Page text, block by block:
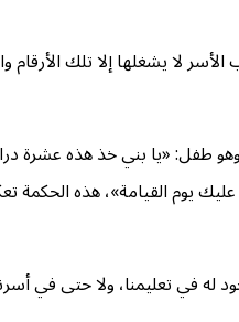
لا يشغلها إلا تلك الأرقام
وهو طفل: «يا بني خذ هذه عشرة
يوم القيامة»، هذه الحكمة
في تعليمنا، ولا حتى في